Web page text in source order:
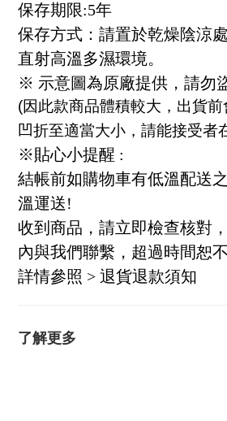
保存期限:5年
保存方式：請置於乾燥陰涼
直射高溫多濕環境。
※ 示意圖為原廠提供，請勿
(因此款商品體積較大，出貨
凹折至適當大小，請能接受者
※貼心小提醒 :
結帳前如購物車有低溫配送
溫運送!
收到商品，請立即檢查核對
內與我們聯繫，超過時間恕
詳情參照 > 退貨退款須知
了解更多